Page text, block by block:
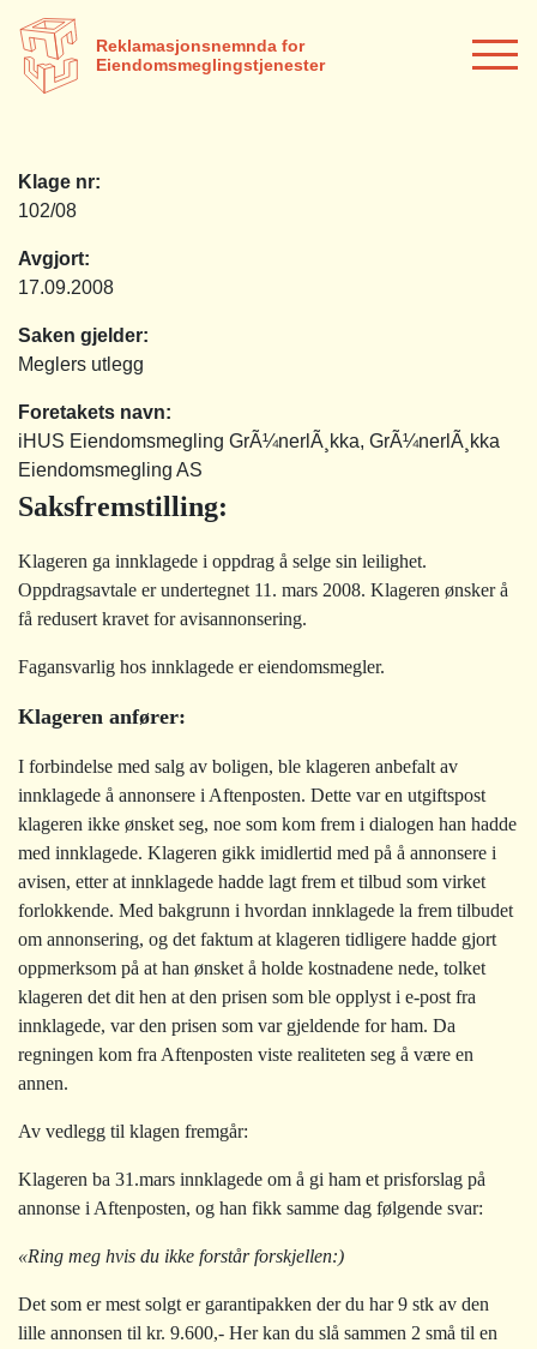
Reklamasjonsnemnda for
Eiendomsmeglingstjenester
Klage nr:
102/08
Avgjort:
17.09.2008
Saken gjelder:
Meglers utlegg
Foretakets navn:
iHUS Eiendomsmegling GrÃ¼nerlÃ¸kka, GrÃ¼nerlÃ¸kka
Eiendomsmegling AS
Saksfremstilling:
Klageren ga innklagede i oppdrag å selge sin leilighet.
Oppdragsavtale er undertegnet 11. mars 2008. Klageren ønsker å
få redusert kravet for avisannonsering.
Fagansvarlig hos innklagede er eiendomsmegler.
Klageren anfører:
I forbindelse med salg av boligen, ble klageren anbefalt av
innklagede å annonsere i Aftenposten. Dette var en utgiftspost
klageren ikke ønsket seg, noe som kom frem i dialogen han hadde
med innklagede. Klageren gikk imidlertid med på å annonsere i
avisen, etter at innklagede hadde lagt frem et tilbud som virket
forlokkende. Med bakgrunn i hvordan innklagede la frem tilbudet
om annonsering, og det faktum at klageren tidligere hadde gjort
oppmerksom på at han ønsket å holde kostnadene nede, tolket
klageren det dit hen at den prisen som ble opplyst i e-post fra
innklagede, var den prisen som var gjeldende for ham. Da
regningen kom fra Aftenposten viste realiteten seg å være en
annen.
Av vedlegg til klagen fremgår:
Klageren ba 31.mars innklagede om å gi ham et prisforslag på
annonse i Aftenposten, og han fikk samme dag følgende svar:
«Ring meg hvis du ikke forstår forskjellen:)
Det som er mest solgt er garantipakken der du har 9 stk av den
lille annonsen til kr. 9.600,- Her kan du slå sammen 2 små til en